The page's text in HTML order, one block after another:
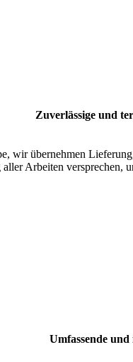
Zuverlässige und
wir übernehmen
Arbeiten versprechen,
Umfassende